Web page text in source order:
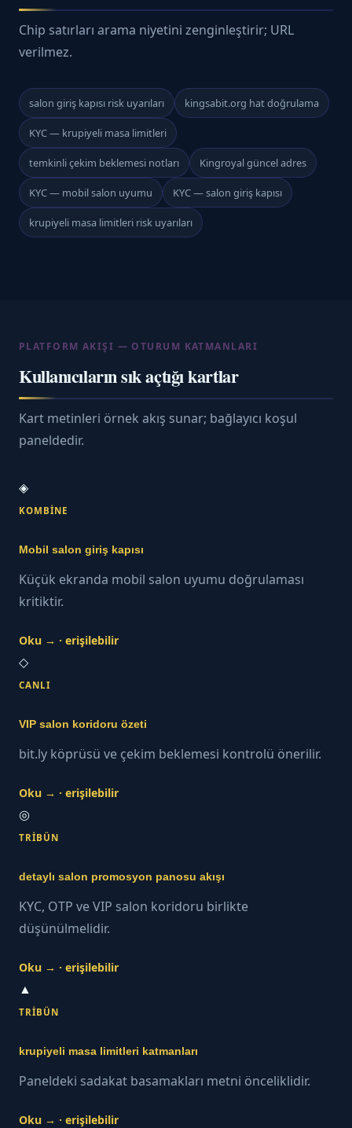
Chip satırları arama niyetini zenginleştirir; URL
verilmez.
salon giriş kapısı risk uyarıları kingsabit.org hat doğrulama
KYC — krupiyeli masa limitleri
temkinli çekim beklemesi notları Kingroyal güncel adres
KYC — mobil salon uyumu KYC — salon giriş kapısı
krupiyeli masa limitleri risk uyarıları
PLATFORM AKIŞI — OTURUM KATMANLARI
Kullanıcıların sık açtığı kartlar
Kart metinleri örnek akış sunar; bağlayıcı koşul
paneldedir.
◈
KOMBINE
Mobil salon giriş kapısı
Küçük ekranda mobil salon uyumu doğrulaması
kritiktir.
Oku → · erişilebilir
◇
CANLI
VIP salon koridoru özeti
bit.ly köprüsü ve çekim beklemesi kontrolü önerilir.
Oku → · erişilebilir
◎
TRIBÜN
detaylı salon promosyon panosu akışı
KYC, OTP ve VIP salon koridoru birlikte
düşünülmelidir.
Oku → · erişilebilir
▲
TRIBÜN
krupiyeli masa limitleri katmanları
Paneldeki sadakat basamakları metni önceliklidir.
Oku → · erişilebilir